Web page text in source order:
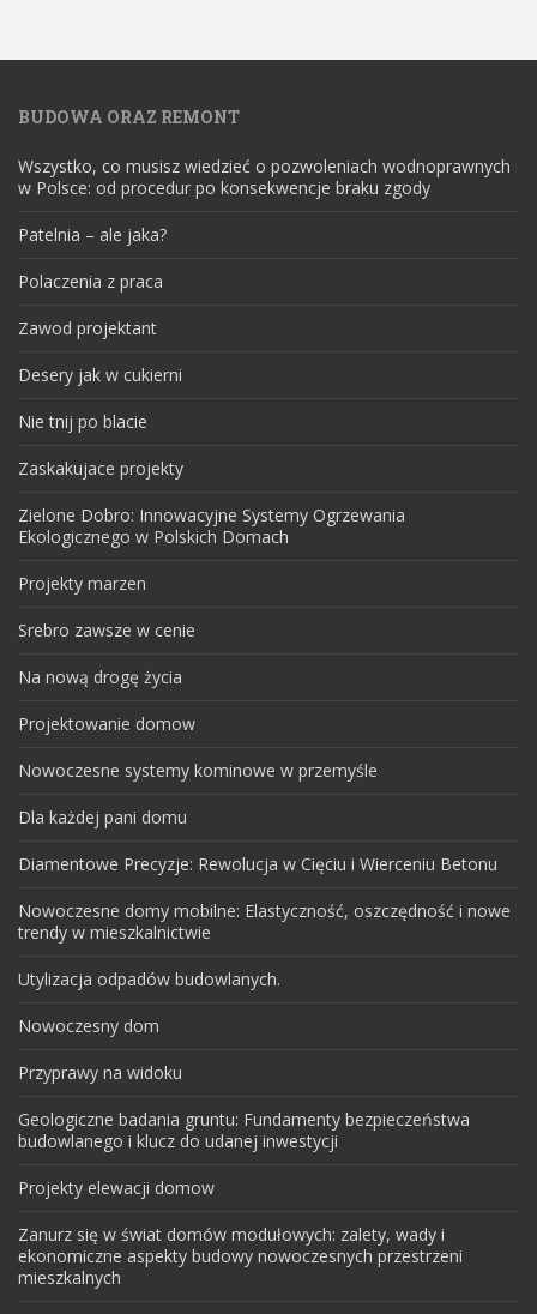
BUDOWA ORAZ REMONT
Wszystko, co musisz wiedzieć o pozwoleniach wodnoprawnych
w Polsce: od procedur po konsekwencje braku zgody
Patelnia – ale jaka?
Polaczenia z praca
Zawod projektant
Desery jak w cukierni
Nie tnij po blacie
Zaskakujace projekty
Zielone Dobro: Innowacyjne Systemy Ogrzewania
Ekologicznego w Polskich Domach
Projekty marzen
Srebro zawsze w cenie
Na nową drogę życia
Projektowanie domow
Nowoczesne systemy kominowe w przemyśle
Dla każdej pani domu
Diamentowe Precyzje: Rewolucja w Cięciu i Wierceniu Betonu
Nowoczesne domy mobilne: Elastyczność, oszczędność i nowe
trendy w mieszkalnictwie
Utylizacja odpadów budowlanych.
Nowoczesny dom
Przyprawy na widoku
Geologiczne badania gruntu: Fundamenty bezpieczeństwa
budowlanego i klucz do udanej inwestycji
Projekty elewacji domow
Zanurz się w świat domów modułowych: zalety, wady i
ekonomiczne aspekty budowy nowoczesnych przestrzeni
mieszkalnych